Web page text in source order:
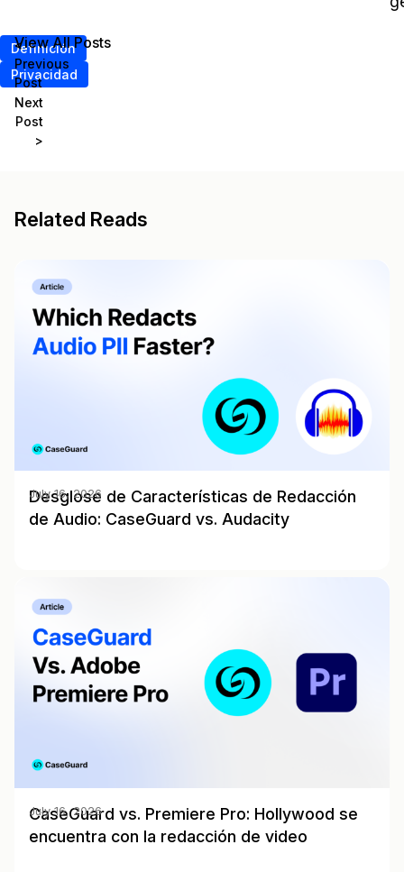
Definición
Privacidad
<
Previous
Post
Next
Post
>
View All Posts
Related Reads
Desglose de Características de Redacción
de Audio: CaseGuard vs. Audacity
July 16, 2026
CaseGuard vs. Premiere Pro: Hollywood se
encuentra con la redacción de video
July 16, 2026